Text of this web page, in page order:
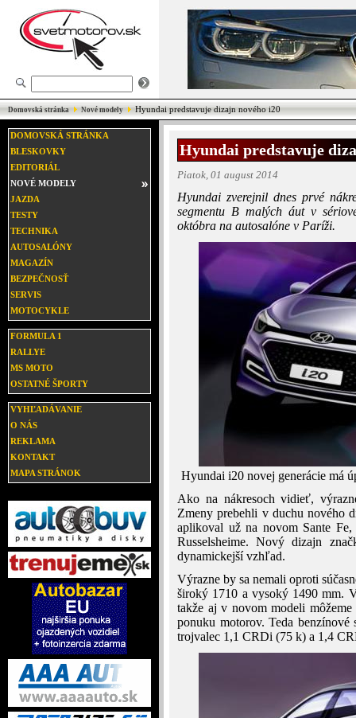
Domovská stránka Nové modely Hyundai predstavuje dizajn nového i20
DOMOVSKÁ STRÁNKA
BLESKOVKY
EDITORIÁL
NOVÉ MODELY
JAZDA
TESTY
TECHNIKA
AUTOSALÓNY
MAGAZÍN
BEZPEČNOSŤ
SERVIS
MOTOCYKLE
FORMULA 1
RALLYE
MS MOTO
OSTATNÉ ŠPORTY
VYHĽADÁVANIE
O NÁS
REKLAMA
KONTAKT
MAPA STRÁNOK
Hyundai predstavuje
Piatok, 01 august 2014
Hyundai zverejnil dnes prvé
segmentu B malých áut v
októbra na autosalóne v Paríži.
Hyundai i20 novej generácie má
Ako na nákresoch vidieť,
Zmeny prebehli v duchu nového
aplikoval už na novom Sante
Russelsheime. Nový dizajn
dynamickejší vzhľad.
Výrazne by sa nemali oproti
široký 1710 a vysoký 1490 mm.
takže aj v novom modeli
ponuku motorov. Teda
trojvalec 1,1 CRDi (75 k) a 1,4